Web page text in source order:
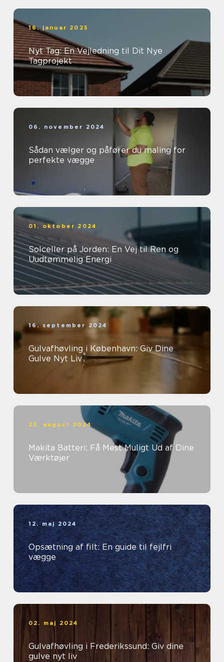
16. januar 2025
Nyt Tag: En Vejledning til Dit Nye
Tagprojekt
06. november 2024
Sådan vælger og påfører du maling for
perfekte vægge
01. oktober 2024
Solceller på Jorden: En Vej til Ren og
Uudtømmelig Energi
16. september 2024
Gulvafhøvling i København: Giv Dine
Gulve Nyt Liv
23. august 2024
Makita Batteri: Få Mest Muligt Ud af Dine
Værktøjer
12. maj 2024
Opsætning af filt: En guide til fejlfri
vægge
02. maj 2024
Gulvafhøvling i Frederikssund: Giv dine
gulve nyt liv